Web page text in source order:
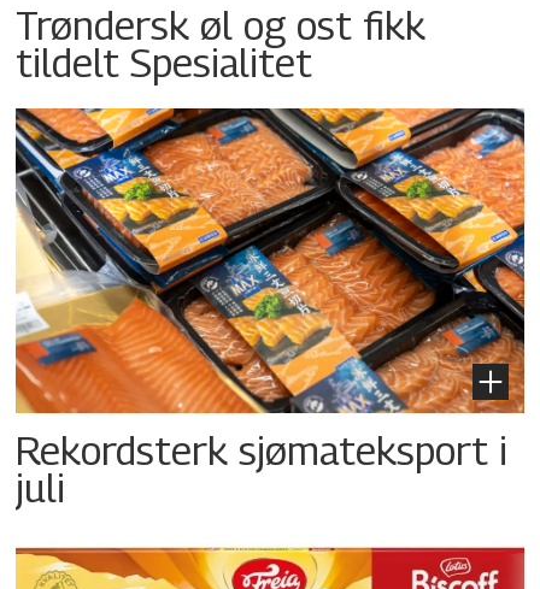
Trøndersk øl og ost fikk
tildelt Spesialitet
Rekordsterk sjømateksport i
juli